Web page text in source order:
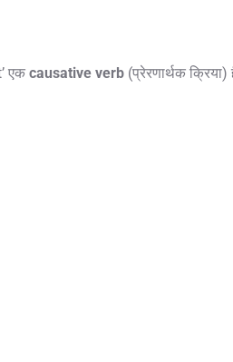
एक causative verb(प्रेरणार्थक क्रिया)